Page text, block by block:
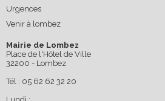
Urgences
Venir à lombez
Mairie de Lombez
Place de l'Hôtel de Ville
32200 - Lombez
Tél : 05 62 62 32 20